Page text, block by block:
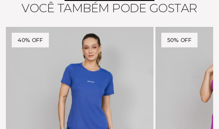
VOCÊ TAMBÉM PODE GOSTAR
40% OFF 50% OFF